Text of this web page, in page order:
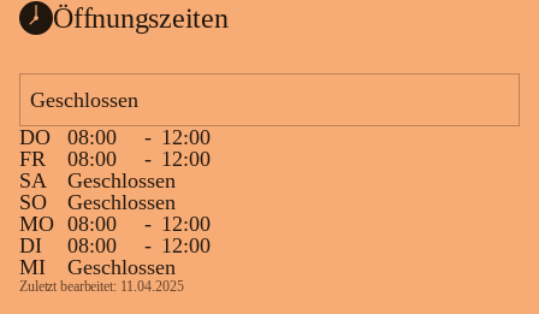
Öffnungszeiten
Geschlossen
DO
08:00 - 12:00
FR
08:00 - 12:00
SA
Geschlossen
SO
Geschlossen
MO 08:00 - 12:00
DI
08:00 - 12:00
MI
Geschlossen
Zuletzt bearbeitet: 11.04.2025